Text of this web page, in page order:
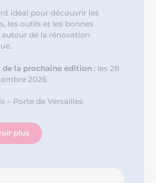
idéal pour découvrir les
les outils et les bonnes
de la rénovation
de la prochaine édition : les 28
2026
– Porte de Versailles
plus